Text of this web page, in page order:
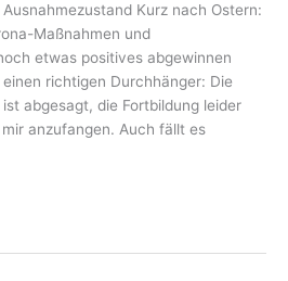
Kurz nach Ostern:
Maßnahmen und
etwas positives abgewinnen
richtigen Durchhänger: Die
abgesagt, die Fortbildung leider
anzufangen. Auch fällt es